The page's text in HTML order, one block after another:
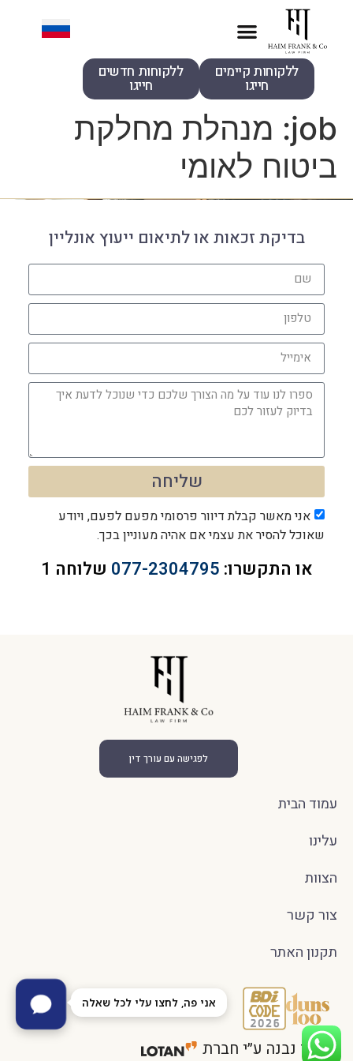
ללקוחות קיימים
חייגו
ללקוחות חדשים
חייגו
job: מנהלת מחלקת
ביטוח לאומי
בדיקת זכאות או לתיאום ייעוץ אונליין
אני מאשר קבלת דיוור פרסומי מפעם לפעם, ויודע
שאוכל להסיר את עצמי אם אהיה מעוניין בכך.
שליחה
או התקשרו: 077-2304795 שלוחה 1
לפגישה עם עורך דין
עמוד הבית
עלינו
הצוות
צור קשר
תקנון האתר
האתר נבנה ע״י חברת